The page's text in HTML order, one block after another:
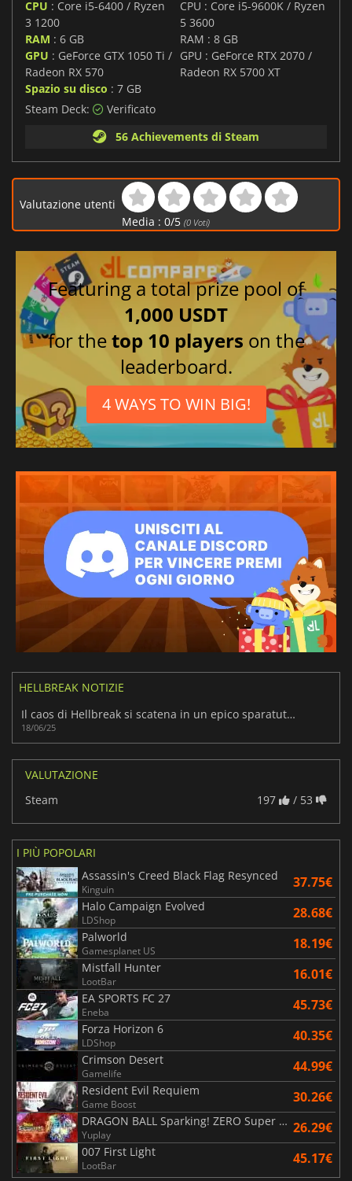
CPU : Core i5-6400 / Ryzen
3 1200
RAM : 6 GB
GPU : GeForce GTX 1050 Ti /
Radeon RX 570
Spazio su disco : 7 GB
CPU : Core i5-9600K / Ryzen
5 3600
RAM : 8 GB
GPU : GeForce RTX 2070 /
Radeon RX 5700 XT
Steam Deck:
Verificato
56 Achievements di Steam
Valutazione utenti
Media : 0/5 (0Voti)
Featuring a total prize pool of
1,000 USDT
for thetop 10 players on the
leaderboard.
4 WAYS TO WIN BIG!
HELLBREAK NOTIZIE
Il caos di Hellbreak si scatena in un epico sparatutto in arena
18/06/25
VALUTAZIONE
Steam
197 / 53
I PIÙ POPOLARI
Assassin's Creed Black Flag Resynced
Kinguin 37.75€
Halo Campaign Evolved
LDShop 28.68€
Palworld
Gamesplanet US 18.19€
Mistfall Hunter
LootBar 16.01€
EA SPORTS FC 27
Eneba 45.73€
Forza Horizon 6
LDShop 40.35€
Crimson Desert
Gamelife 44.99€
Resident Evil Requiem
Game Boost 30.26€
DRAGON BALL Sparking! ZERO Super Limit Breaking NEO
Yuplay 26.29€
007 First Light
LootBar 45.17€